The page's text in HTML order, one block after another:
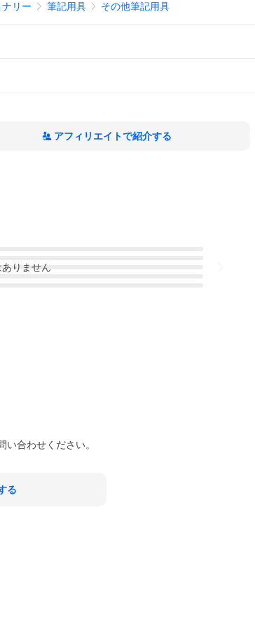
リー 筆記用具 その他筆記用具
アフィリエイトで紹介する
りません
い合わせください。
る